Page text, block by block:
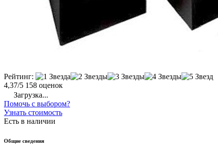
Рейтинг:
4,37/5 158 оценок
Загрузка...
Помочь с выбором?
Узнать стоимость
Есть в наличии
Общие сведения